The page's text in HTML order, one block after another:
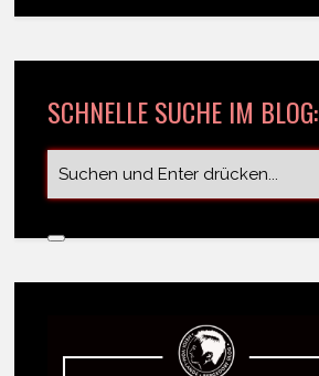
SCHNELLE SUCHE IM BLOG: